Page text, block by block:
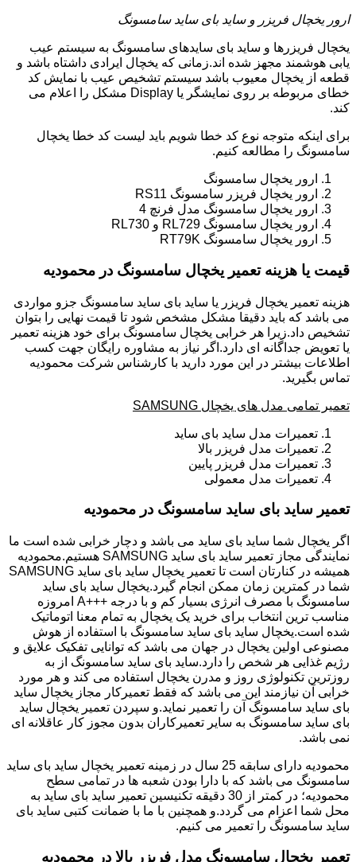
ارور یخچال فریزر و ساید بای ساید سامسونگ
یخچال فریزرها و ساید بای سایدهای سامسونگ به سیستم عیب
یابی هوشمند مجهز شده اند.زمانی که یخچال ایرادی داشتاه باشد و
قطعه از یخچال معیوب باشد سیستم تشخیص عیب با نمایش کد
خطای مربوطه بر روی نمایشگر یا Display مشکل را اعلام می
کند.
برای اینکه متوجه نوع کد خطا شویم باید لیست کد خطا یخچال
سامسونگ را مطالعه کنیم.
ارور یخچال سامسونگ
ارور یخچال فریزر سامسونگ RS11
ارور یخچال سامسونگ مدل فرنچ 4
ارور یخچال سامسونگ RL729 و RL730
ارور یخچال سامسونگ RT79K
قیمت یا هزینه تعمیر یخچال سامسونگ در محمودیه
هزینه تعمیر یخچال فریزر یا ساید بای ساید سامسونگ جزو مواردی
می باشد که باید دقیقا مشکل مشخص شود تا قیمت نهایی را بتوان
تشخیص داد.زیرا هر خرابی یخچال سامسونگ برای خود هزینه تعمیر
یا تعویض جداگانه ای دارد.اگر نیاز به مشاوره رایگان جهت کسب
اطلاعات بیشتر در این مورد دارید با کارشناس شرکت محمودیه
تماس بگیرید.
تعمیر تمامی مدل های یخچال SAMSUNG
تعمیرات مدل ساید بای ساید
تعمیرات مدل فریزر بالا
تعمیرات مدل فریزر پایین
تعمیرات مدل معمولی
تعمیر ساید بای ساید سامسونگ در محمودیه
اگر یخچال شما ساید بای ساید می باشد و دچار خرابی شده است ما
نمایندگی مجاز تعمیر ساید بای ساید SAMSUNG هستیم.محمودیه
همیشه در کنارتان است تا تعمیر یخچال ساید بای ساید SAMSUNG
شما در کمترین زمان ممکن انجام گیرد.یخچال ساید بای ساید
سامسونگ با مصرف انرژی بسیار کم و با درجه +++A امروزه
مناسب ترین انتخاب برای خرید یک یخچال به تمام معنا اتوماتیک
شده است.یخچال ساید بای ساید سامسونگ با استفاده از هوش
مصنوعی اولین یخچال در جهان می باشد که توانایی تفکیک علایق و
رژیم غذایی هر شخص را دارد.ساید بای ساید سامسونگ از به
روزترین تکنولوژی روز و مدرن یخچال استفاده می کند و هر مورد
خرابی آن نیازمند این می باشد که فقط تعمیرکار مجاز یخچال ساید
بای ساید سامسونگ آن را تعمیر نماید.و سپردن تعمیر یخچال ساید
بای ساید سامسونگ به سایر تعمیرکاران بدون مجوز کار عاقلانه ای
نمی باشد.
محمودیه دارای سابقه 25 سال در زمینه تعمیر یخچال ساید بای ساید
سامسونگ می باشد که با دارا بودن شعبه ها در تمامی سطح
محمودیه؛ در کمتر از 30 دقیقه تکنیسین تعمیر ساید بای ساید به
محل شما اعزام می گردد.و همچنین با ما با ضمانت کتبی ساید بای
ساید سامسونگ را تعمیر می کنیم.
تعمیر یخچال سامسونگ مدل فریزر بالا در محمودیه